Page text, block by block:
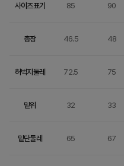
사이즈표기 85 90
총장 46.5 48
허벅지둘레 72.5 75
밑위 32 33
밑단둘레 65 67